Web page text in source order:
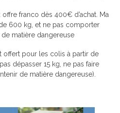
franco dès 400€ d’achat. Ma
600 kg, et ne pas comporter
matière dangereuse
offert pour les colis à partir de
dépasser 15 kg, ne pas faire
de matière dangereuse).